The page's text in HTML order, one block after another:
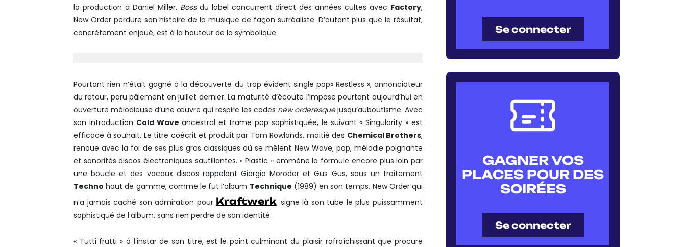
la production à Daniel Miller, Bossdu label concurrent direct des années cultes avec Factory,
New Order perdure son histoire de la musique de façon surréaliste. D’autant plus que le résultat,
concrètement enjoué, est à la hauteur de la symbolique.
Pourtant rien n’était gagné à la découverte du trop évident single pop« Restless », annonciateur
du retour, paru pâlement en juillet dernier. La maturité d’écoute l’impose pourtant aujourd’hui en
ouverture mélodieuse d’une œuvre qui respire les codes new orderesquejusqu’auboutisme. Avec
son introduction Cold Wave ancestral et trame pop sophistiquée, le suivant « Singularity » est
efficace à souhait. Le titre coécrit et produit par Tom Rowlands, moitié des Chemical Brothers,
renoue avec la foi de ses plus gros classiques où se mêlent New Wave, pop, mélodie poignante
et sonorités discos électroniques sautillantes. « Plastic » emmène la formule encore plus loin par
une boucle et des vocaux discos rappelant Giorgio Moroder et Gus Gus, sous un traitement
Techno haut de gamme, comme le fut l’album Technique (1989) en son temps. New Order qui
n’a jamais caché son admiration pour Kraftwerk, signe là son tube le plus puissamment
sophistiqué de l’album, sans rien perdre de son identité.
« Tutti frutti » à l’instar de son titre, est le point culminant du plaisir rafraîchissant que procure
Se connecter
GAGNER VOS
PLACES POUR DES
SOIRÉES
Se connecter